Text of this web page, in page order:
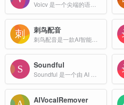
刺鸟配音
Soundful
AIVocalRemover